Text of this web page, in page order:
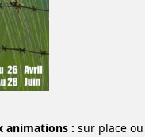
animations : sur place